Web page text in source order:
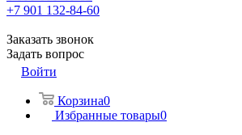
+7 901 132-84-60
Заказать звонок
Задать вопрос
Войти
Корзина0
Избранные товары0